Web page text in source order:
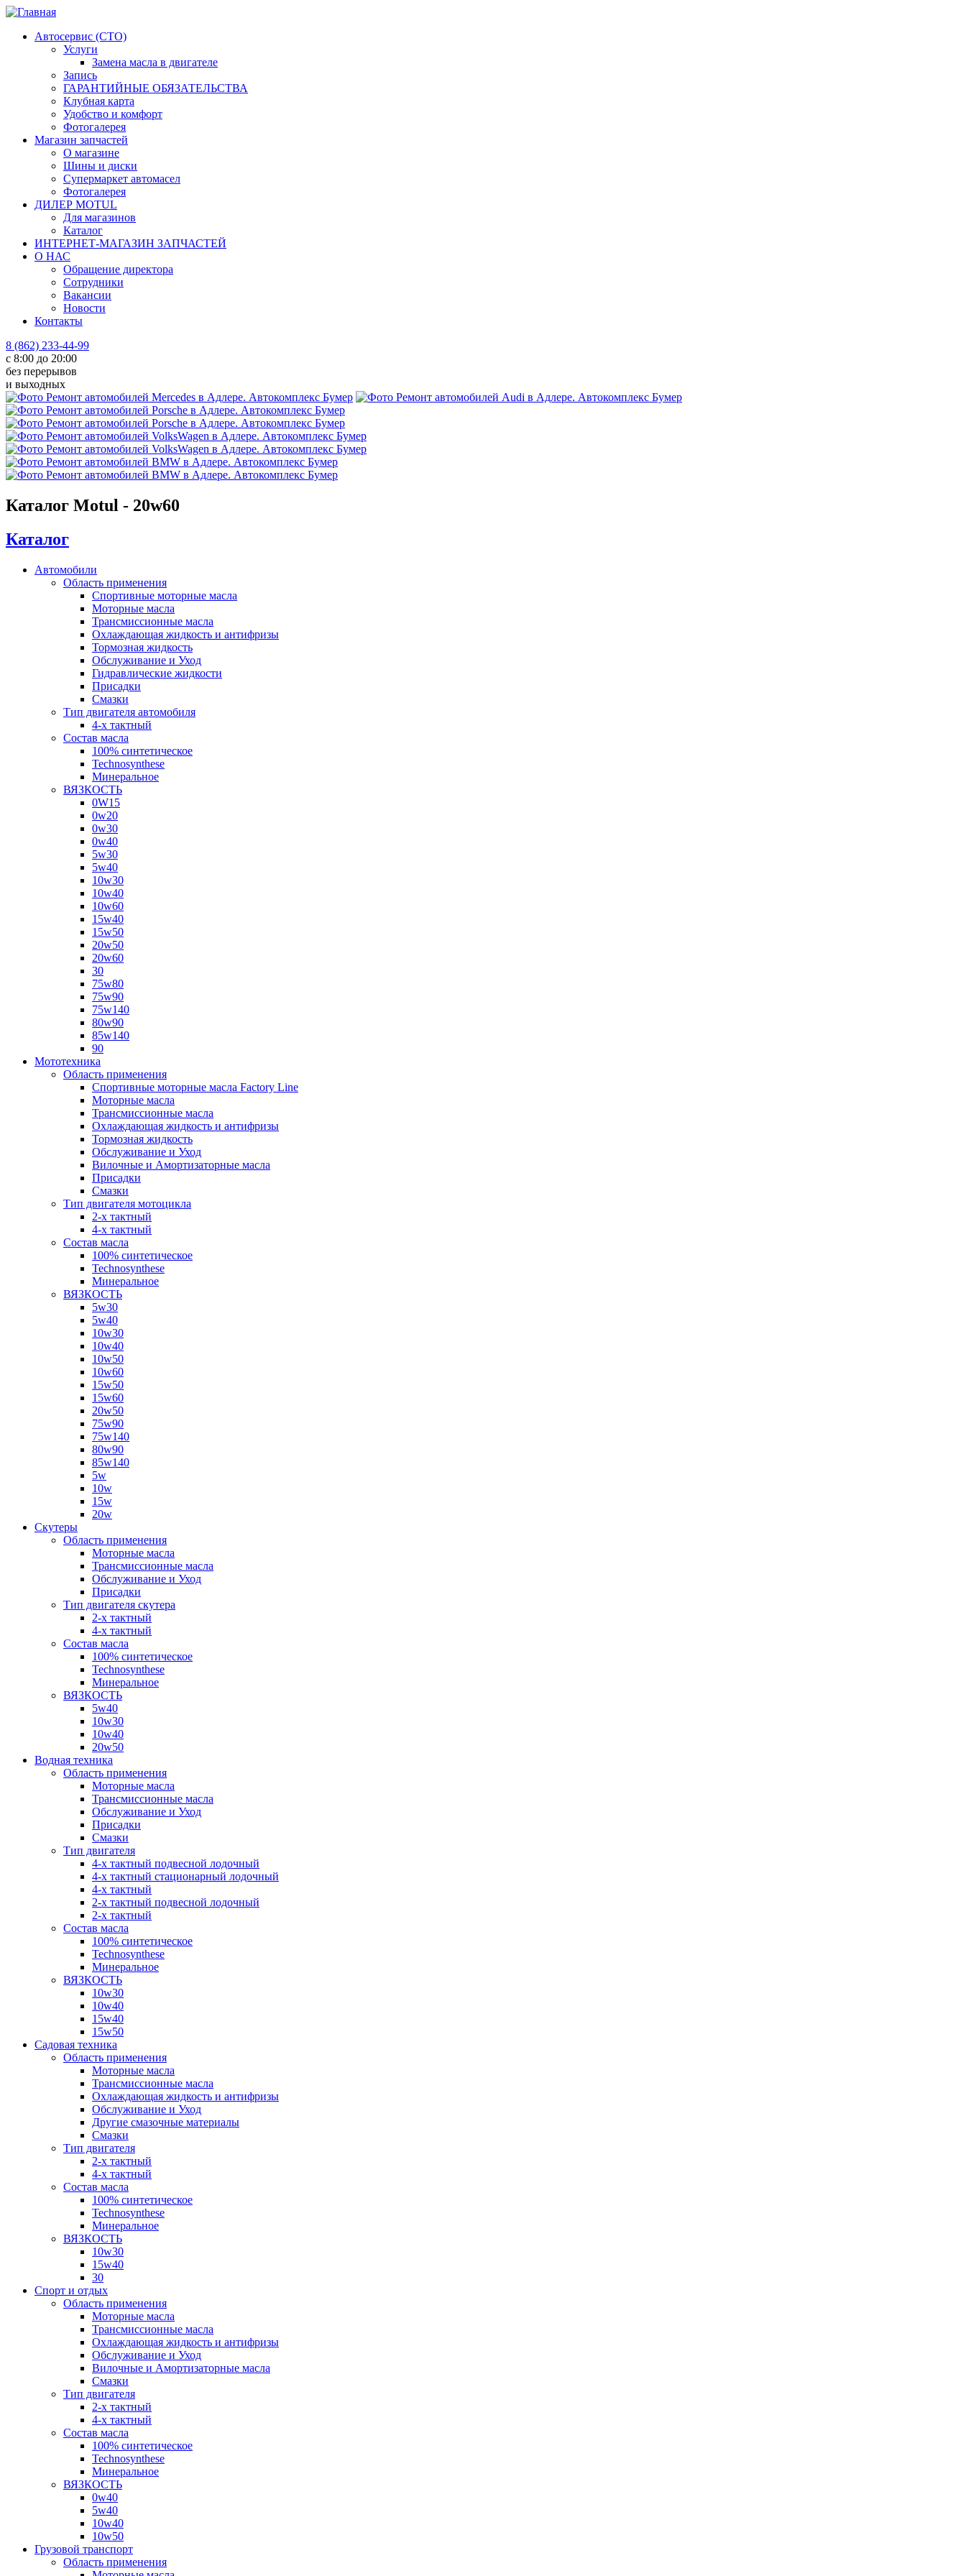
Автосервис (СТО)
Услуги
Замена масла в двигателе
Запись
ГАРАНТИЙНЫЕ ОБЯЗАТЕЛЬСТВА
Клубная карта
Удобство и комфорт
Фотогалерея
Магазин запчастей
О магазине
Шины и диски
Супермаркет автомасел
Фотогалерея
ДИЛЕР MOTUL
Для магазинов
Каталог
ИНТЕРНЕТ-МАГАЗИН ЗАПЧАСТЕЙ
О НАС
Обращение директора
Сотрудники
Вакансии
Новости
Контакты
8 (862) 233-44-99
с 8:00 до 20:00
без перерывов
и выходных
Каталог Motul - 20w60
Каталог
Автомобили
Область применения
Спортивные моторные масла
Моторные масла
Трансмиссионные масла
Охлаждающая жидкость и антифризы
Тормозная жидкость
Обслуживание и Уход
Гидравлические жидкости
Присадки
Смазки
Тип двигателя автомобиля
4-х тактный
Состав масла
100% синтетическое
Technosynthese
Минеральное
ВЯЗКОСТЬ
0W15
0w20
0w30
0w40
5w30
5w40
10w30
10w40
10w60
15w40
15w50
20w50
20w60
30
75w80
75w90
75w140
80w90
85w140
90
Мототехника
Область применения
Спортивные моторные масла Factory Line
Моторные масла
Трансмиссионные масла
Охлаждающая жидкость и антифризы
Тормозная жидкость
Обслуживание и Уход
Вилочные и Амортизаторные масла
Присадки
Смазки
Тип двигателя мотоцикла
2-х тактный
4-х тактный
Состав масла
100% синтетическое
Technosynthese
Минеральное
ВЯЗКОСТЬ
5w30
5w40
10w30
10w40
10w50
10w60
15w50
15w60
20w50
75w90
75w140
80w90
85w140
5w
10w
15w
20w
Скутеры
Область применения
Моторные масла
Трансмиссионные масла
Обслуживание и Уход
Присадки
Тип двигателя скутера
2-х тактный
4-х тактный
Состав масла
100% синтетическое
Technosynthese
Минеральное
ВЯЗКОСТЬ
5w40
10w30
10w40
20w50
Водная техника
Область применения
Моторные масла
Трансмиссионные масла
Обслуживание и Уход
Присадки
Смазки
Тип двигателя
4-х тактный подвесной лодочный
4-х тактный стационарный лодочный
4-х тактный
2-х тактный подвесной лодочный
2-х тактный
Состав масла
100% синтетическое
Technosynthese
Минеральное
ВЯЗКОСТЬ
10w30
10w40
15w40
15w50
Садовая техника
Область применения
Моторные масла
Трансмиссионные масла
Охлаждающая жидкость и антифризы
Обслуживание и Уход
Другие смазочные материалы
Смазки
Тип двигателя
2-х тактный
4-х тактный
Состав масла
100% синтетическое
Technosynthese
Минеральное
ВЯЗКОСТЬ
10w30
15w40
30
Спорт и отдых
Область применения
Моторные масла
Трансмиссионные масла
Охлаждающая жидкость и антифризы
Обслуживание и Уход
Вилочные и Амортизаторные масла
Смазки
Тип двигателя
2-х тактный
4-х тактный
Состав масла
100% синтетическое
Technosynthese
Минеральное
ВЯЗКОСТЬ
0w40
5w40
10w40
10w50
Грузовой транспорт
Область применения